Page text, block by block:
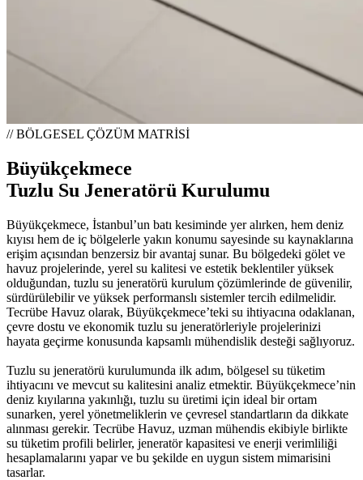
// BÖLGESEL ÇÖZÜM MATRİSİ
Büyükçekmece
Tuzlu Su Jeneratörü Kurulumu
Büyükçekmece, İstanbul’un batı kesiminde yer alırken, hem deniz
kıyısı hem de iç bölgelerle yakın konumu sayesinde su kaynaklarına
erişim açısından benzersiz bir avantaj sunar. Bu bölgedeki gölet ve
havuz projelerinde, yerel su kalitesi ve estetik beklentiler yüksek
olduğundan, tuzlu su jeneratörü kurulum çözümlerinde de güvenilir,
sürdürülebilir ve yüksek performanslı sistemler tercih edilmelidir.
Tecrübe Havuz olarak, Büyükçekmece’teki su ihtiyacına odaklanan,
çevre dostu ve ekonomik tuzlu su jeneratörleriyle projelerinizi
hayata geçirme konusunda kapsamlı mühendislik desteği sağlıyoruz.
Tuzlu su jeneratörü kurulumunda ilk adım, bölgesel su tüketim
ihtiyacını ve mevcut su kalitesini analiz etmektir. Büyükçekmece’nin
deniz kıyılarına yakınlığı, tuzlu su üretimi için ideal bir ortam
sunarken, yerel yönetmeliklerin ve çevresel standartların da dikkate
alınması gerekir. Tecrübe Havuz, uzman mühendis ekibiyle birlikte
su tüketim profili belirler, jeneratör kapasitesi ve enerji verimliliği
hesaplamalarını yapar ve bu şekilde en uygun sistem mimarisini
tasarlar.